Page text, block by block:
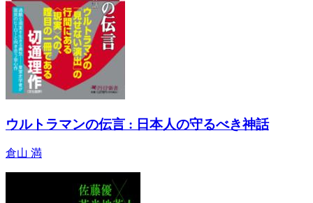
ウルトラマンの伝言 : 日本人の守るべき神話
倉山 満